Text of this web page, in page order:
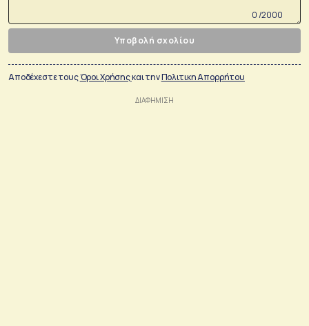
0 /2000
Υποβολή σχολίου
Αποδέχεστε τουςΌροι Χρήσηςκαι τηνΠολιτικη Απορρήτου